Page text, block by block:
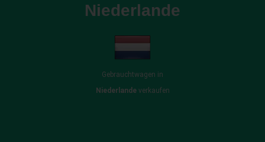
Niederlande
Gebrauchtwagen in
Niederlandeverkaufen